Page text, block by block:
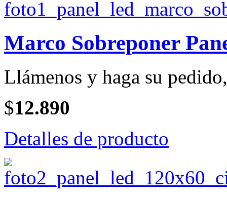
Marco Sobreponer
Llámenos y haga su
$12.890
Detalles de producto